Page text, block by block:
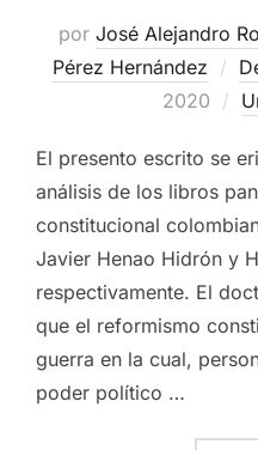
por José Alejandro
Pérez Hernández
2020
El presento escrito se
análisis de los libros
constitucional
Javier Henao Hidrón y
respectivamente. El
que el reformismo
guerra en la cual,
poder político …